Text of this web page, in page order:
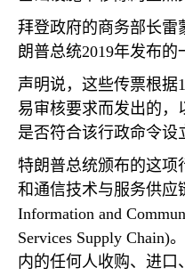
拜登政府的商务部长雷
朗普总统2019年发布的
声明说，这些传票根据
易审核要求而发出的，
是否符合该行政命令设
特朗普总统颁布的这项
和通信技术与服务供应
Information and
Services Supply Chain)
内的任何人收购、进口